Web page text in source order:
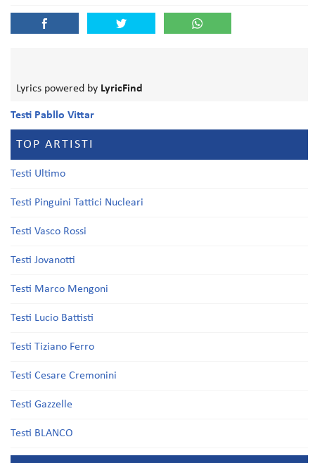
Lyrics powered by LyricFind
Testi Pabllo Vittar
TOP ARTISTI
Testi Ultimo
Testi Pinguini Tattici Nucleari
Testi Vasco Rossi
Testi Jovanotti
Testi Marco Mengoni
Testi Lucio Battisti
Testi Tiziano Ferro
Testi Cesare Cremonini
Testi Gazzelle
Testi BLANCO